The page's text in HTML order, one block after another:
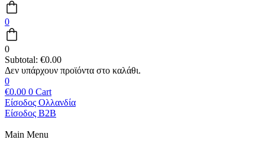
0
0
Subtotal: €0.00
0
€0.00 0 Cart
Είσοδος Ολλανδία
Είσοδος B2B
Main Menu